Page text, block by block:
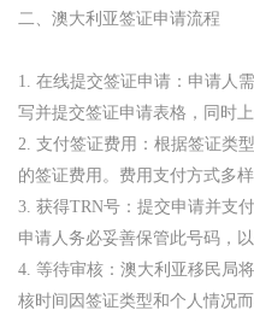
二、澳大利亚签证申请流程
1. 在线提交签证申请：申请人
写并提交签证申请表格，同时上
2. 支付签证费用：根据签证类
的签证费用。费用支付方式多
3. 获得TRN号：提交申请并支
申请人务必妥善保管此号码，
4. 等待审核：澳大利亚移民局
核时间因签证类型和个人情况